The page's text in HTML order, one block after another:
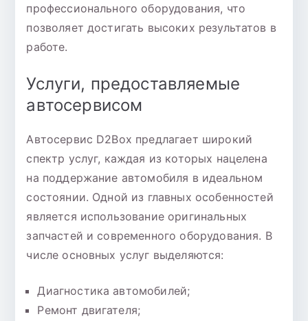
профессионального оборудования, что
позволяет достигать высоких результатов в
работе.
Услуги, предоставляемые
автосервисом
Автосервис D2Box предлагает широкий
спектр услуг, каждая из которых нацелена
на поддержание автомобиля в идеальном
состоянии. Одной из главных особенностей
является использование оригинальных
запчастей и современного оборудования. В
числе основных услуг выделяются:
Диагностика автомобилей;
Ремонт двигателя;